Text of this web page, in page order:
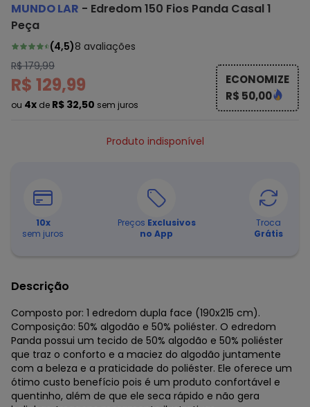
MUNDO LAR - Edredom 150 Fios Panda Casal 1
Peça
(4,5)8 avaliações
R$ 179,99
R$ 129,99
ou 4x de R$ 32,50 sem juros
ECONOMIZE
R$ 50,00
Produto indisponível
10x
sem juros
Preços Exclusivos
no App
Troca
Grátis
Descrição
Composto por: 1 edredom dupla face (190x215 cm).
Composição: 50% algodão e 50% poliéster. O edredom
Panda possui um tecido de 50% algodão e 50% poliéster
que traz o conforto e a maciez do algodão juntamente
com a beleza e a praticidade do poliéster. Ele oferece um
ótimo custo benefício pois é um produto confortável e
quentinho, além de que ele seca rápido e não gera